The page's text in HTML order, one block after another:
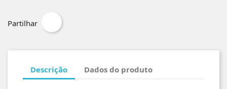
Partilhar
Descrição Dados do produto